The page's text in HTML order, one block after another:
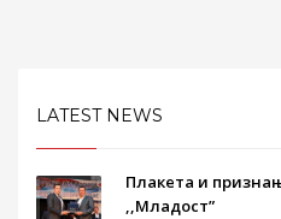
LATEST NEWS
Плакета и
,,Младост”